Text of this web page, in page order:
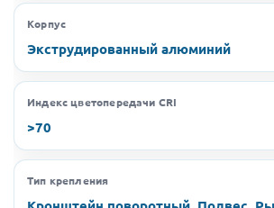
Корпус
Экструдированный алюминий
Индекс цветопередачи CRI
>70
Тип крепления